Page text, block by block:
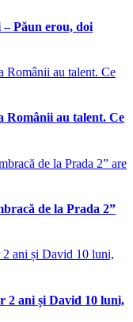
Păun erou, doi
Românii au talent. Ce
de la Prada 2”
2 ani și David 10 luni,